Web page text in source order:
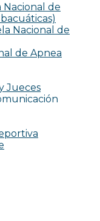
Nacional de
Nacional de
de Apnea
Jueces